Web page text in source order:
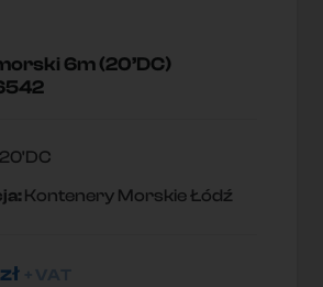
6m (20’DC)
Kontenery Morskie Łódź
zł